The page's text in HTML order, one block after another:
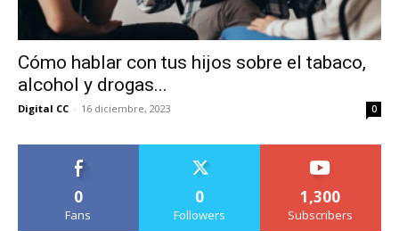
Cómo hablar con tus hijos sobre el tabaco,
alcohol y drogas...
Digital CC - 16 diciembre, 2023 0
0
Fans
0
Followers
1,300
Subscribers